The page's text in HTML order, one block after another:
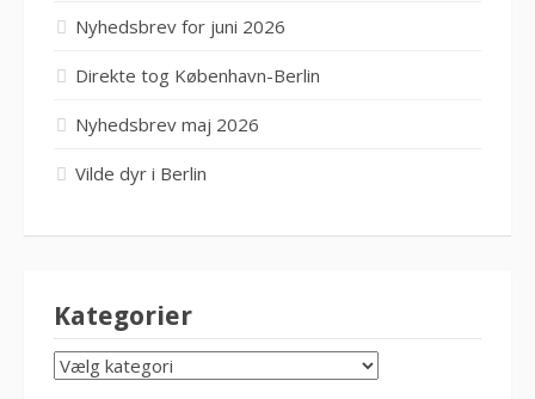
Nyhedsbrev for juni 2026
Direkte tog København-Berlin
Nyhedsbrev maj 2026
Vilde dyr i Berlin
Kategorier
KATEGORIER